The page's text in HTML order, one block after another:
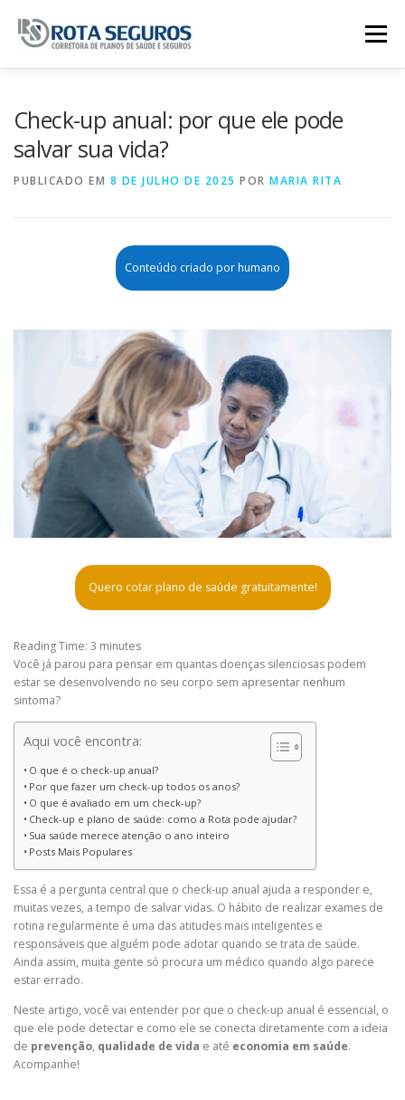
Menu
Check-up anual: por que ele pode
salvar sua vida?
PUBLICADO EM 8 DE JULHO DE 2025 POR MARIA RITA
Conteúdo criado por humano
Quero cotar plano de saúde gratuitamente!
Reading Time: 3 minutes
Você já parou para pensar em quantas doenças silenciosas podem
estar se desenvolvendo no seu corpo sem apresentar nenhum
sintoma?
Aqui você encontra:
O que é o check-up anual?
Por que fazer um check-up todos os anos?
O que é avaliado em um check-up?
Check-up e plano de saúde: como a Rota pode ajudar?
Sua saúde merece atenção o ano inteiro
Posts Mais Populares
Essa é a pergunta central que o check-up anual ajuda a responder e,
muitas vezes, a tempo de salvar vidas. O hábito de realizar exames de
rotina regularmente é uma das atitudes mais inteligentes e
responsáveis que alguém pode adotar quando se trata de saúde.
Ainda assim, muita gente só procura um médico quando algo parece
estar errado.
Neste artigo, você vai entender por que o check-up anual é essencial, o
que ele pode detectar e como ele se conecta diretamente com a ideia
de prevenção, qualidade de vida e até economia em saúde.
Acompanhe!